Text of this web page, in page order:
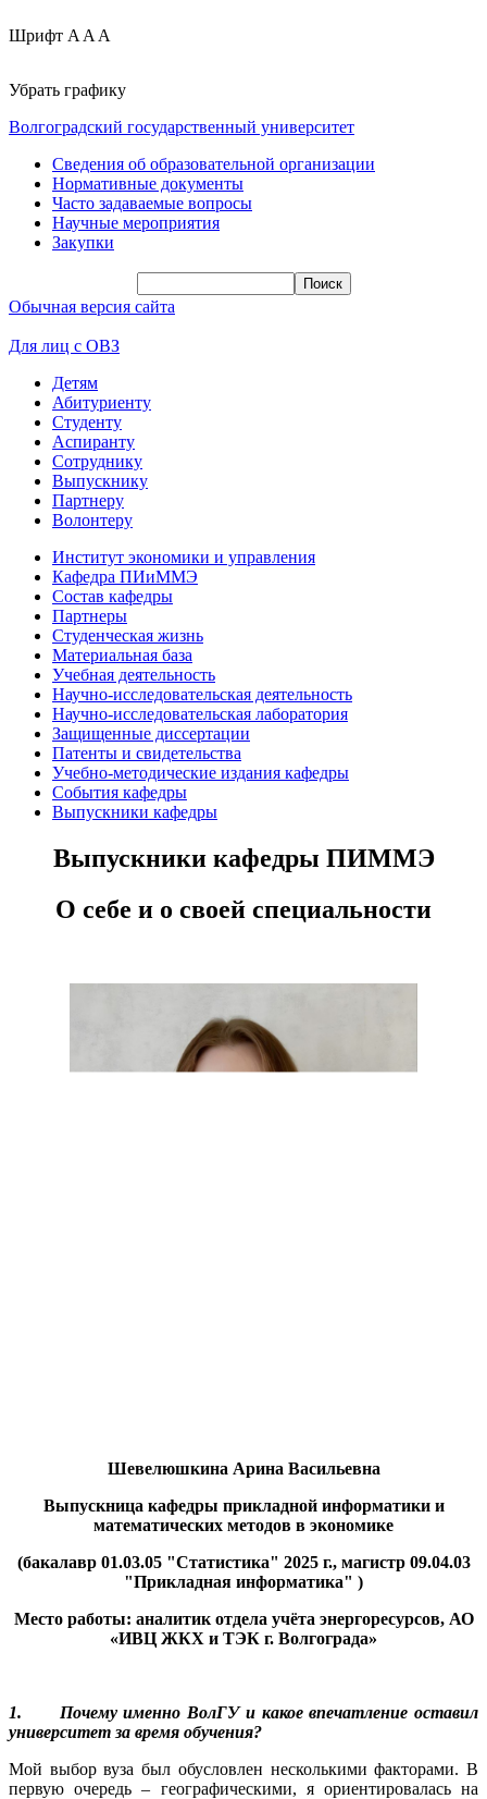
Шрифт A A A
Убрать графику
Волгоградский государственный университет
Сведения об образовательной организации
Нормативные документы
Часто задаваемые вопросы
Научные мероприятия
Закупки
Обычная версия сайта
Для лиц с ОВЗ
Детям
Абитуриенту
Студенту
Аспиранту
Сотруднику
Выпускнику
Партнеру
Волонтеру
Институт экономики и управления
Кафедра ПИиММЭ
Состав кафедры
Партнеры
Студенческая жизнь
Материальная база
Учебная деятельность
Научно-исследовательская деятельность
Научно-исследовательская лаборатория
Защищенные диссертации
Патенты и свидетельства
Учебно-методические издания кафедры
События кафедры
Выпускники кафедры
Выпускники кафедры ПИММЭ
О себе и о своей специальности
Шевелюшкина Арина Васильевна
Выпускница кафедры прикладной информатики и
математических методов в экономике
(бакалавр 01.03.05 "Статистика" 2025 г., магистр 09.04.03
"Прикладная информатика" )
Место работы: аналитик отдела учёта энергоресурсов, АО
«ИВЦ ЖКХ и ТЭК г. Волгограда»
1. Почему именно ВолГУ и какое впечатление оставил
университет за время обучения?
Мой выбор вуза был обусловлен несколькими факторами. В
первую очередь – географическими, я ориентировалась на